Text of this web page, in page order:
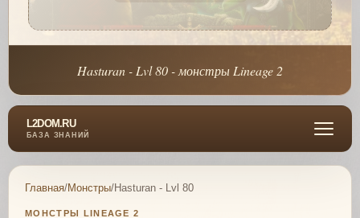
Hasturan - Lvl 80 - монстры Lineage 2
L2DOM.RU
БАЗА ЗНАНИЙ
Главная/Монстры/Hasturan - Lvl 80
МОНСТРЫ LINEAGE 2